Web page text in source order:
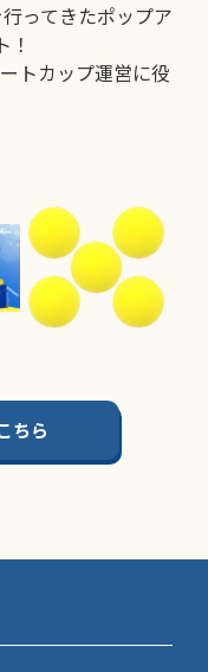
ってきたポップア
！
トカップ運営に役
ちら